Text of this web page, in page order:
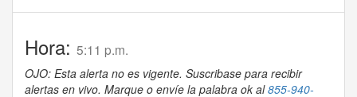
Hora: 5:11 p.m.
OJO: Esta alerta no es vigente. Suscribase para recibir
alertas en vivo. Marque o envíe la palabra ok al855-940-